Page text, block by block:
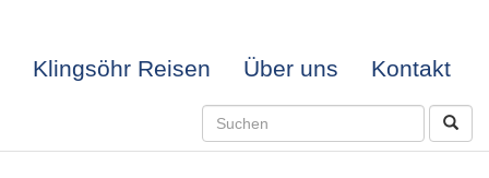
Klingsöhr Reisen Über uns Kontakt